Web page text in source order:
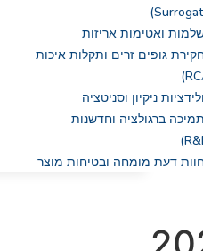
ואטימות אריזות
גופים זרים ותקלות איכות
ולידציות ניקיון וסניטציה
תמיכה ברגולציה וחדשנות
דעת מומחה ובטיחות מוצר